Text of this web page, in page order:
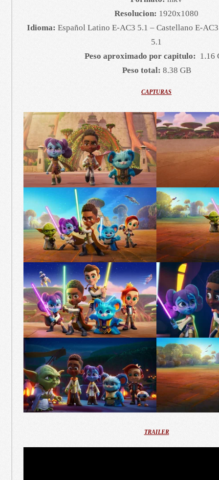
Resolucion: 1920x1080
Idioma: Español Latino E-AC3 5.1 – Castellano E-
5.1
Peso aproximado por capitulo: 1.16
Peso total: 8.38 GB
CAPTURAS
TRAILER